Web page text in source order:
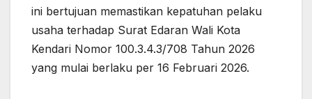
ini bertujuan memastikan kepatuhan pelaku
usaha terhadap Surat Edaran Wali Kota
Kendari Nomor 100.3.4.3/708 Tahun 2026
yang mulai berlaku per 16 Februari 2026.